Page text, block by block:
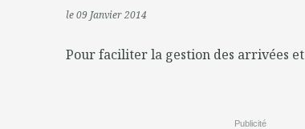
le 09 Janvier 2014
Pour faciliter la gestion des arrivées
Publicité